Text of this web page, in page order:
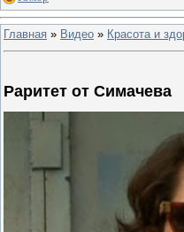
Главная » Видео » Красота и
Раритет от Симачева